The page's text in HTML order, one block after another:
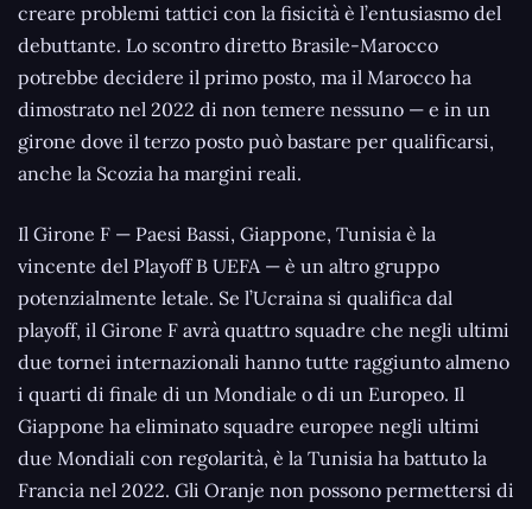
creare problemi tattici con la fisicità è l’entusiasmo del
debuttante. Lo scontro diretto Brasile-Marocco
potrebbe decidere il primo posto, ma il Marocco ha
dimostrato nel 2022 di non temere nessuno — e in un
girone dove il terzo posto può bastare per qualificarsi,
anche la Scozia ha margini reali.
Il Girone F — Paesi Bassi, Giappone, Tunisia è la
vincente del Playoff B UEFA — è un altro gruppo
potenzialmente letale. Se l’Ucraina si qualifica dal
playoff, il Girone F avrà quattro squadre che negli ultimi
due tornei internazionali hanno tutte raggiunto almeno
i quarti di finale di un Mondiale o di un Europeo. Il
Giappone ha eliminato squadre europee negli ultimi
due Mondiali con regolarità, è la Tunisia ha battuto la
Francia nel 2022. Gli Oranje non possono permettersi di